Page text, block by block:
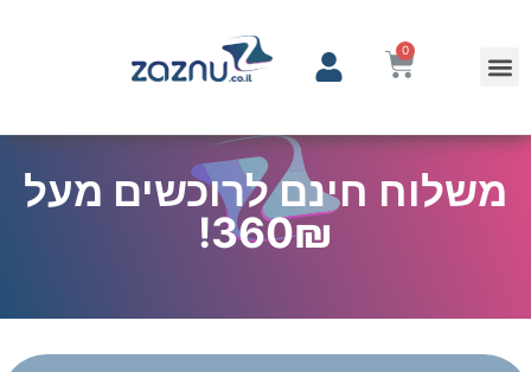
0
משלוח חינם לרוכשים מעל
360₪!